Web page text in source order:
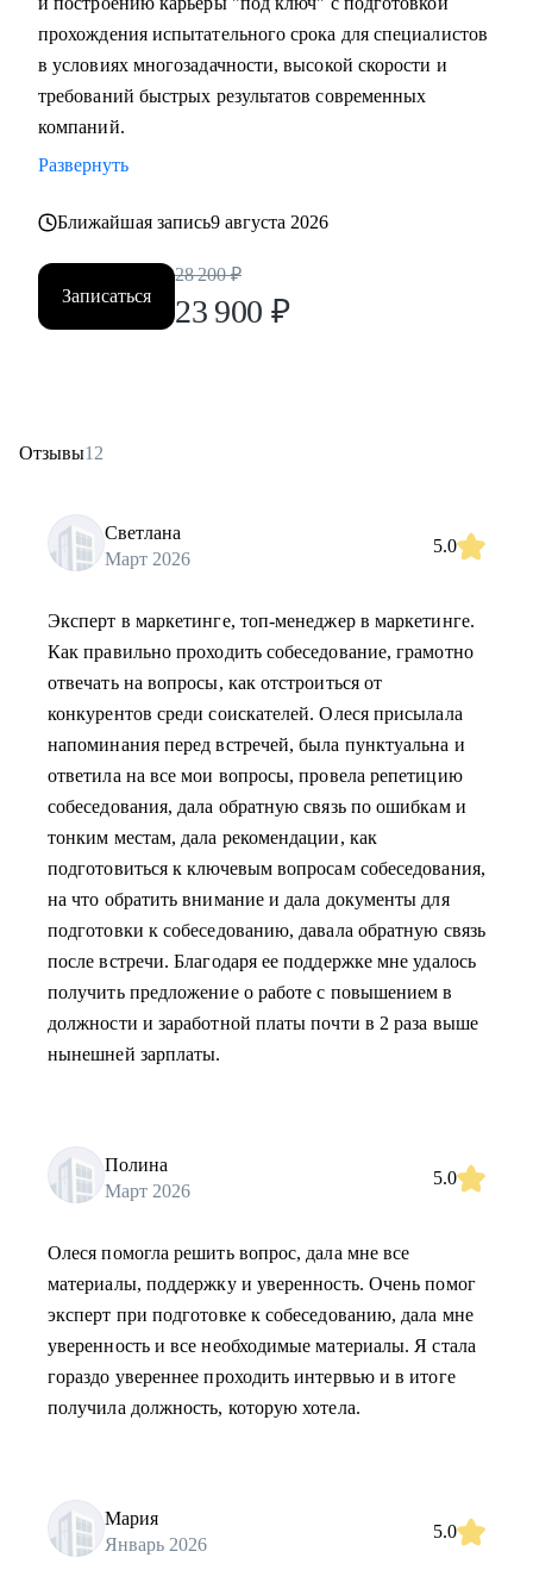
прохождения испытательного срока для специалистов
в условиях многозадачности, высокой скорости и
требований быстрых результатов современных
компаний.
Развернуть
Ближайшая запись9 августа 2026
Записаться
28 200 ₽
23 900 ₽
Отзывы12
Светлана
Март 2026
5.0
Эксперт в маркетинге, топ-менеджер в маркетинге.
Как правильно проходить собеседование, грамотно
отвечать на вопросы, как отстроиться от
конкурентов среди соискателей. Олеся присылала
напоминания перед встречей, была пунктуальна и
ответила на все мои вопросы, провела репетицию
собеседования, дала обратную связь по ошибкам и
тонким местам, дала рекомендации, как
подготовиться к ключевым вопросам собеседования,
на что обратить внимание и дала документы для
подготовки к собеседованию, давала обратную связь
после встречи. Благодаря ее поддержке мне удалось
получить предложение о работе с повышением в
должности и заработной платы почти в 2 раза выше
нынешней зарплаты.
Полина
Март 2026
5.0
Олеся помогла решить вопрос, дала мне все
материалы, поддержку и уверенность. Очень помог
эксперт при подготовке к собеседованию, дала мне
уверенность и все необходимые материалы. Я стала
гораздо увереннее проходить интервью и в итоге
получила должность, которую хотела.
Мария
Январь 2026
5.0